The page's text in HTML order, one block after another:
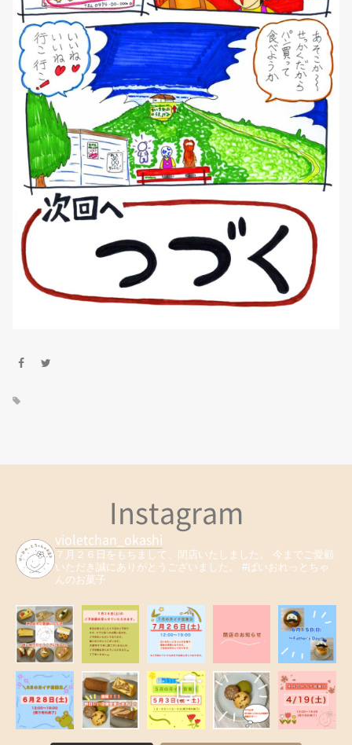
Instagram
violetchan_okashi
７月２６日をもちまして、閉店いたしました。
今までご愛顧
いただき誠にありがとうございました。
#ばいおれっとちゃ
んのお菓子